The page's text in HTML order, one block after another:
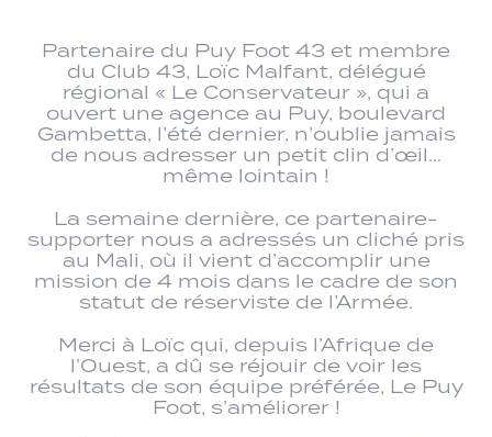
Partenaire du Puy Foot 43 et membre
du Club 43, Loïc Malfant, délégué
régional « Le Conservateur », qui a
ouvert une agence au Puy, boulevard
Gambetta, l’été dernier, n’oublie jamais
de nous adresser un petit clin d’œil…
même lointain !
La semaine dernière, ce partenaire-
supporter nous a adressés un cliché pris
au Mali, où il vient d’accomplir une
mission de 4 mois dans le cadre de son
statut de réserviste de l’Armée.
Merci à Loïc qui, depuis l’Afrique de
l’Ouest, a dû se réjouir de voir les
résultats de son équipe préférée, Le Puy
Foot, s’améliorer !